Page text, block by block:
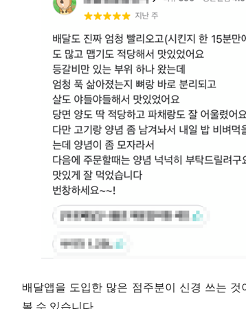
배달앱을 도입한 많은 점주분이 신경 쓰는 것